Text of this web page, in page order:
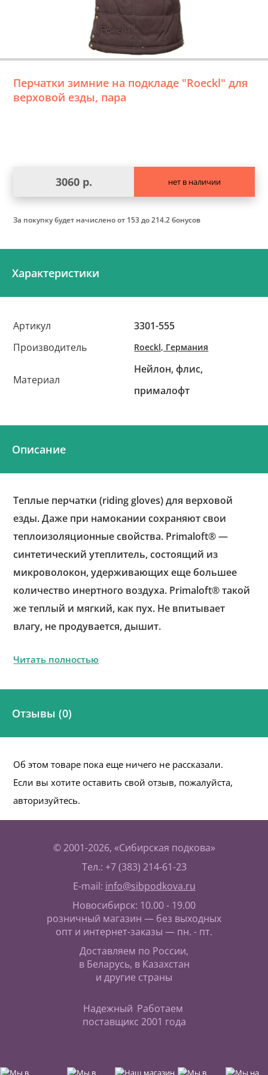
Перчатки зимние на подкладе "Roeckl" для
верховой езды, пара
3060 р. нет в наличии
За покупку будет начисленоот 153 до 214.2 бонусов
Характеристики
Артикул
3301-555
Производитель
Roeckl, Германия
Материал
Нейлон, флис,
прималофт
Описание
Теплые перчатки (riding gloves) для верховой
езды. Даже при намокании сохраняют свои
теплоизоляционные свойства. Primaloft® —
синтетический утеплитель, состоящий из
микроволокон, удерживающих еще большее
количество инертного воздуха. Primaloft® такой
же теплый и мягкий, как пух. Не впитывает
влагу, не продувается, дышит.
Читать полностью
Отзывы (0)
Об этом товаре пока еще ничего не рассказали.
Если вы хотите оставить свой отзыв, пожалуйста,
авторизуйтесь.
© 2001-2026, «Сибирская подкова»
Тел.: +7 (383) 214-61-23
E-mail: info@sibpodkova.ru
Новосибирск: 10.00 - 19.00
розничный магазин — без выходных
опт и интернет-заказы — пн. - пт.
Доставляем по России,
в Беларусь, в Казахстан
и другие страны
Надежный
поставщик
Работаем
с 2001 года